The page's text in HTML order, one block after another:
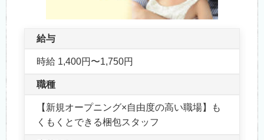
給与
時給 1,400円〜1,750円
職種
【新規オープニング×自由度の高い職場】も
くもくとできる梱包スタッフ